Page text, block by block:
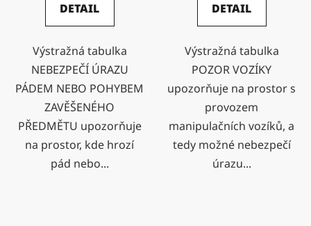
DETAIL
Výstražná tabulka
NEBEZPEČÍ ÚRAZU
PÁDEM NEBO POHYBEM
ZAVĚŠENÉHO
PŘEDMĚTU upozorňuje
na prostor, kde hrozí
pád nebo...
DETAIL
Výstražná tabulka
POZOR VOZÍKY
upozorňuje na prostor s
provozem
manipulačních vozíků, a
tedy možné nebezpečí
úrazu...